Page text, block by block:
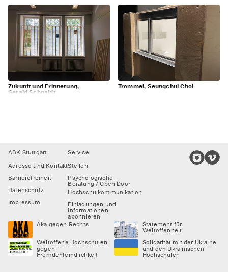
Zukunft und Erinnerung,
Gerald Schnaidt
Trommel, Seungchul Choi
Footer
ABK Stuttgart
Adresse und Kontakt
Barrierefreiheit
Datenschutz
Impressum
Service
Stellen
Psychologische
Beratung / Open Door
Hochschulkommunikation
Einladungen und
Informationen
abonnieren
Aka gegen Rechts
Statement für
Weltoffenheit
Weltoffene Hochschulen
gegen
Fremdenfeindlichkeit
Solidarität mit der Ukraine
und den Ukrainischen
Hochschulen